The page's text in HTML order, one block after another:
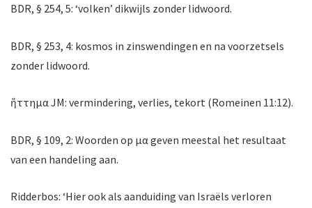
BDR, § 254, 5: ‘volken’ dikwijls zonder lidwoord.
BDR, § 253, 4: kosmos in zinswendingen en na voorzetsels
zonder lidwoord.
ἥττημα JM: vermindering, verlies, tekort (Romeinen 11:12).
BDR, § 109, 2: Woorden op μα geven meestal het resultaat
van een handeling aan.
Ridderbos: ‘Hier ook als aanduiding van Israëls verloren